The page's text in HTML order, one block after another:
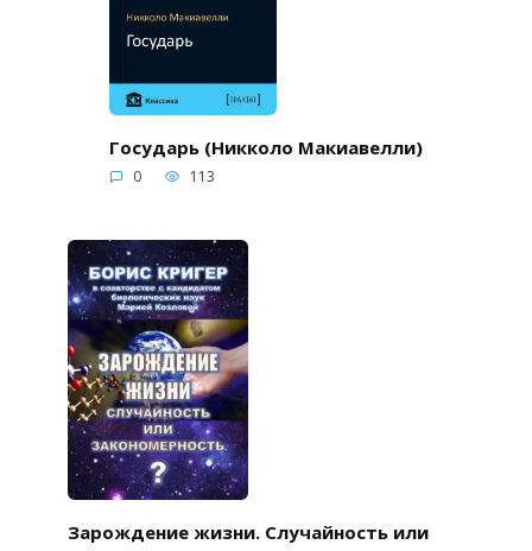
Государь (Никколо Макиавелли)
0 113
Зарождение жизни. Случайность или